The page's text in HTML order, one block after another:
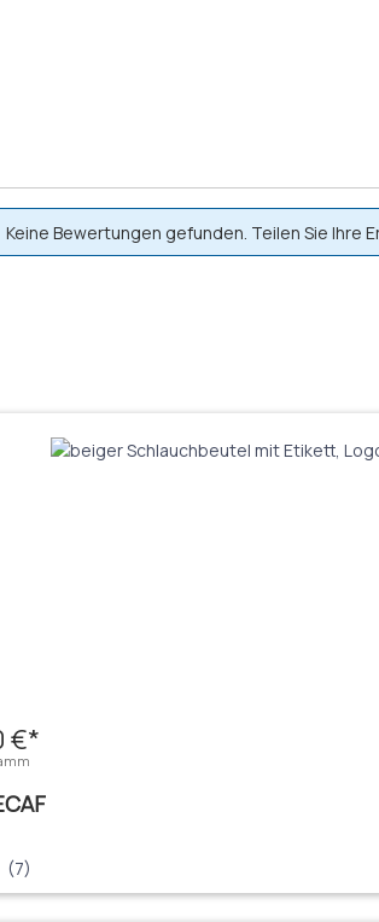
Keine Bewertungen gefunden. Teilen Sie Ihre
€*
Bewertung von 4.71 von 5 Sternen
(7)